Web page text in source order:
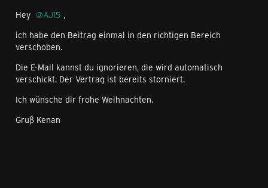
Hey AJ15 ,
ich habe den Beitrag einmal in den richtigen Bereich
verschoben.
Die E-Mail kannst du ignorieren, die wird automatisch
verschickt. Der Vertrag ist bereits storniert.
Ich wünsche dir frohe Weihnachten.
Gruß Kenan